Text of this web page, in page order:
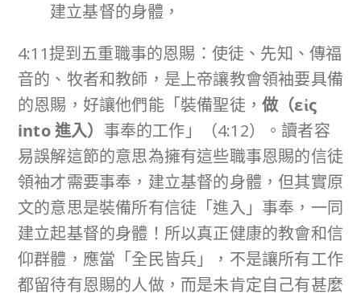
建立基督的身體，
4:11提到五重職事的恩賜：使徒、先知、傳福
音的、牧者和教師，是上帝讓教會領袖要具備
的恩賜，好讓他們能「裝備聖徒， 做（εἰς
into進入） 事奉的工作」（4:12）。讀者容
易誤解這節的意思為擁有這些職事恩賜的信徒
領袖才需要事奉，建立基督的身體，但其實原
文的意思是裝備所有信徒「進入」事奉，一同
建立起基督的身體！所以真正健康的教會和信
仰群體，應當「全民皆兵」，不是讓所有工作
都留待有恩賜的人做，而是未肯定自己有甚麼